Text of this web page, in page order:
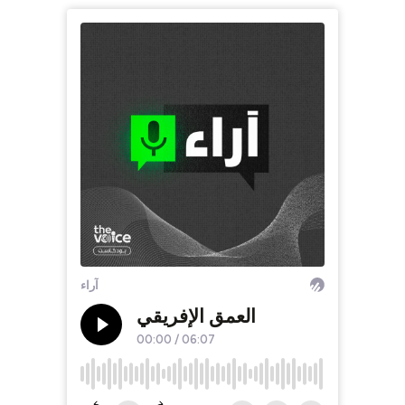
آراء
العمق الإفريقي
00:00 / 06:07